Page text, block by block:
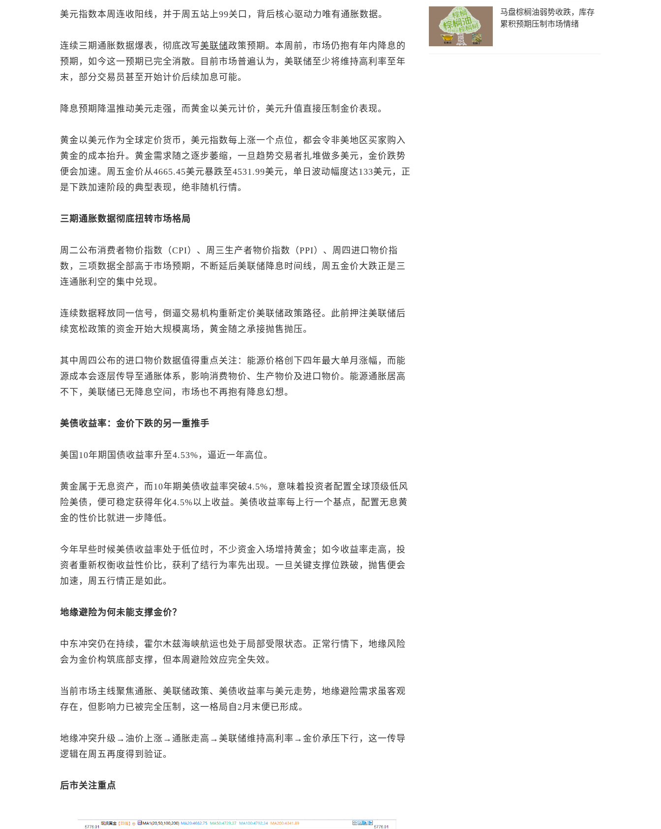
美元指数本周连收阳线，并于周五站上99关口，背后核心驱动力唯有通胀数据。
连续三期通胀数据爆表，彻底改写美联储政策预期。本周前，市场仍抱有年内降息的
预期，如今这一预期已完全消散。目前市场普遍认为，美联储至少将维持高利率至年
末，部分交易员甚至开始计价后续加息可能。
降息预期降温推动美元走强，而黄金以美元计价，美元升值直接压制金价表现。
黄金以美元作为全球定价货币， 美元指数每上涨一个点位，都会令非美地区买家购入
黄金的成本抬升。黄金需求随之逐步萎缩，一旦趋势交易者扎堆做多美元，金价跌势
便会加速。周五金价从4665.45美元暴跌至4531.99美元，单日波动幅度达133美元，正
是下跌加速阶段的典型表现，绝非随机行情。
三期通胀数据彻底扭转市场格局
周二公布消费者物价指数（CPI）、周三生产者物价指数（PPI）、周四进口物价指
数，三项数据全部高于市场预期，不断延后美联储降息时间线，周五金价大跌正是三
连通胀利空的集中兑现。
连续数据释放同一信号，倒逼交易机构重新定价美联储政策路径。此前押注美联储后
续宽松政策的资金开始大规模离场，黄金随之承接抛售抛压。
其中周四公布的进口物价数据值得重点关注：能源价格创下四年最大单月涨幅，而能
源成本会逐层传导至通胀体系，影响消费物价、生产物价及进口物价。能源通胀居高
不下，美联储已无降息空间，市场也不再抱有降息幻想。
美债收益率：金价下跌的另一重推手
美国10年期国债收益率升至4.53%，逼近一年高位。
黄金属于无息资产，而10年期美债收益率突破4.5%，意味着投资者配置全球顶级低风
险美债，便可稳定获得年化4.5%以上收益。美债收益率每上行一个基点，配置无息黄
金的性价比就进一步降低。
今年早些时候美债收益率处于低位时，不少资金入场增持黄金；如今收益率走高，投
资者重新权衡收益性价比，获利了结行为率先出现。一旦关键支撑位跌破，抛售便会
加速，周五行情正是如此。
地缘避险为何未能支撑金价？
中东冲突仍在持续，霍尔木兹海峡航运也处于局部受限状态。正常行情下，地缘风险
会为金价构筑底部支撑，但本周避险效应完全失效。
当前市场主线聚焦通胀、美联储政策、美债收益率与美元走势，地缘避险需求虽客观
存在，但影响力已被完全压制，这一格局自2月末便已形成。
地缘冲突升级→油价上涨→通胀走高→美联储维持高利率→金价承压下行，这一传导
逻辑在周五再度得到验证。
后市关注重点
马盘棕榈油弱势收跌，库存
累积预期压制市场情绪